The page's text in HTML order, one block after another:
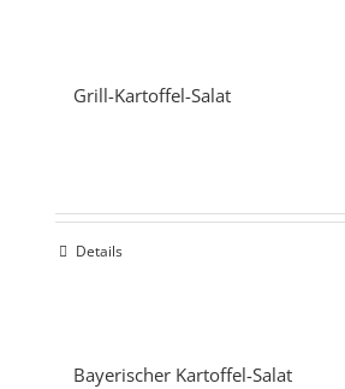
Grill-Kartoffel-Salat
Details
Bayerischer Kartoffel-Salat